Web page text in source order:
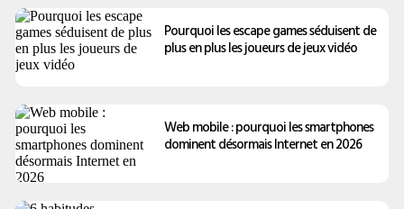
Pourquoi les escape games séduisent de
plus en plus les joueurs de jeux vidéo
Web mobile : pourquoi les smartphones
dominent désormais Internet en 2026